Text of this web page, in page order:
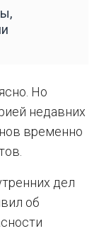
Но
недавних
временно
дел
об